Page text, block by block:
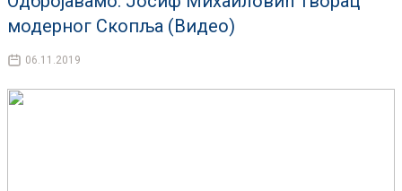
модерног Скопља (Видео)
06.11.2019